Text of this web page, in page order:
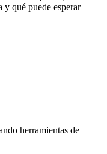
qué puede esperar
herramientas de